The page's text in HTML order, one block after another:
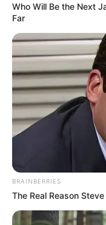
Who Will Be the Next
Far
BRAINBERRIES
The Real Reason